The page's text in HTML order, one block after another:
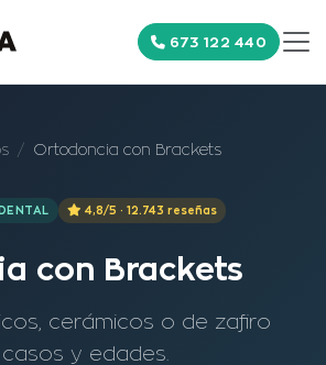
673 122 440
Ortodoncia con Brackets
4,8/5 · 12.743 reseñas
con Brackets
cerámicos o de zafiro
y edades.